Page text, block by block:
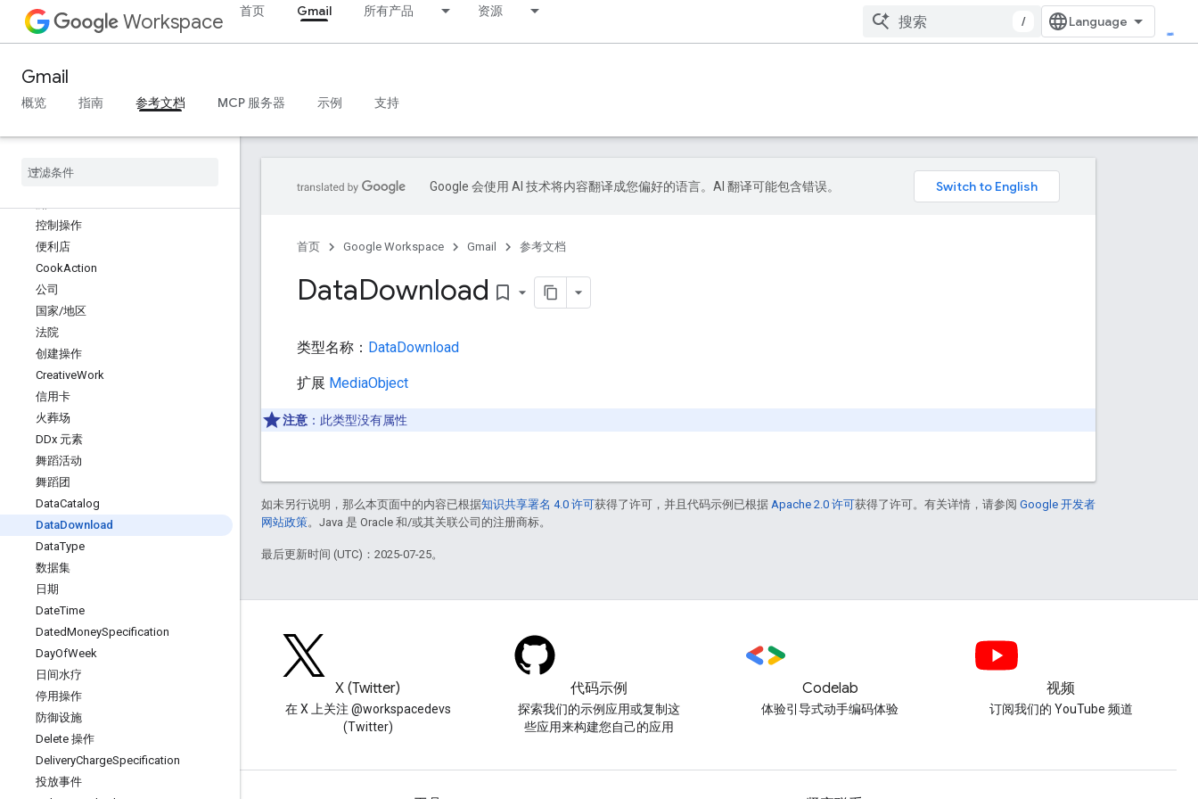
Workspace 首页 Gmail 所有产品 资源
/
Gmail
概览 指南 参考文档 MCP 服务器 示例 支持
Comment
评论操作
计算机店
确认操作
ContactPage
Contact
控制操作
便利店
CookAction
公司
国家/地区
法院
创建操作
CreativeWork
信用卡
火葬场
DDx 元素
舞蹈活动
舞蹈团
DataCatalog
DataDownload
DataType
数据集
日期
DateTime
DatedMoneySpecification
DayOfWeek
日间水疗
停用操作
防御设施
Delete 操作
DeliveryChargeSpecification
投放事件
Google 会使用 AI 技术将内容翻译成您偏好的语言。AI 翻译可能包含错误。
首页 Google Workspace Gmail 参考文档
DataDownload bookmark_border
类型名称： DataDownload
扩展 MediaObject
注意 ：此类型没有属性
如未另行说明，那么本页面中的内容已根据知识共享署名 4.0 许可获得了许可，并且代码示例已根据 Apache 2.0 许可获得了许可。有关详情，请参阅 Google 开发者
网站政策。Java 是 Oracle 和/或其关联公司的注册商标。
最后更新时间 (UTC)：2025-07-25。
阅读 Google Workspace 开发
X (Twitter)
在 X 上关注 @workspacedevs
(Twitter)
代码示例
探索我们的示例应用或复制这
些应用来构建您自己的应用
Codelab
体验引导式动手编码体验
视频
订阅我们的 YouTube 频道